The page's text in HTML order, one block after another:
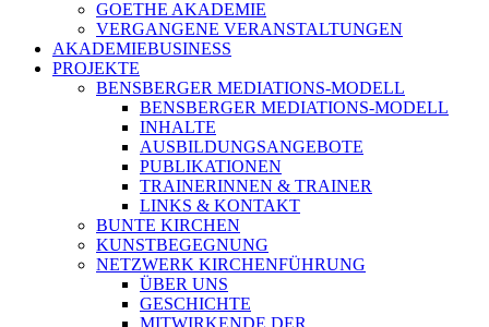
GOETHE AKADEMIE
VERGANGENE VERANSTALTUNGEN
AKADEMIEBUSINESS
PROJEKTE
BENSBERGER MEDIATIONS-MODELL
BENSBERGER MEDIATIONS-MODELL
INHALTE
AUSBILDUNGSANGEBOTE
PUBLIKATIONEN
TRAINERINNEN & TRAINER
LINKS & KONTAKT
BUNTE KIRCHEN
KUNSTBEGEGNUNG
NETZWERK KIRCHENFÜHRUNG
ÜBER UNS
GESCHICHTE
MITWIRKENDE DER